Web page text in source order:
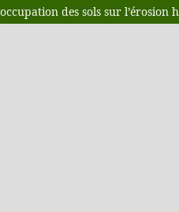
des sols sur